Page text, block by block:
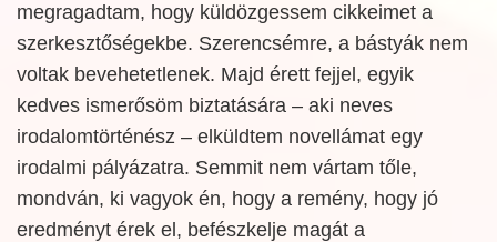
megragadtam, hogy küldözgessem cikkeimet a
szerkesztőségekbe. Szerencsémre, a bástyák nem
voltak bevehetetlenek. Majd érett fejjel, egyik
kedves ismerősöm biztatására – aki neves
irodalomtörténész – elküldtem novellámat egy
irodalmi pályázatra. Semmit nem vártam tőle,
mondván, ki vagyok én, hogy a remény, hogy jó
eredményt érek el, befészkelje magát a